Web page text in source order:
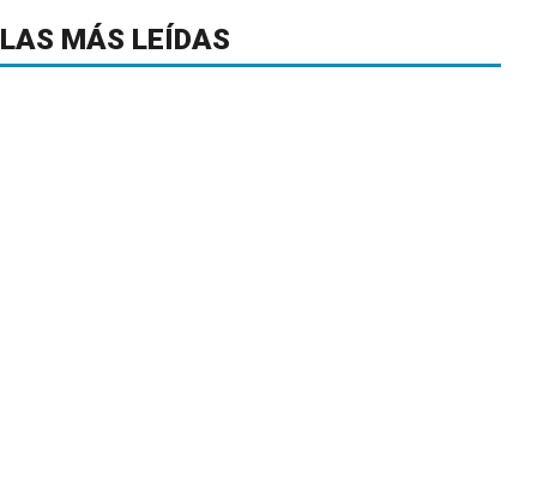
LAS MÁS LEÍDAS